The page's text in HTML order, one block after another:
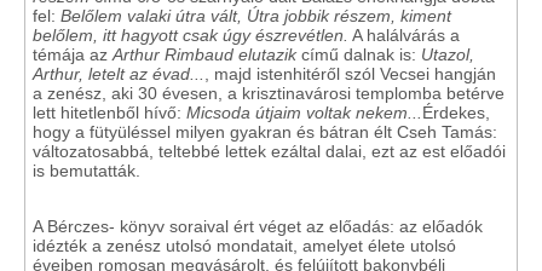
fel: Belőlem valaki útra vált, Útra jobbik részem, kiment
belőlem, itt hagyott csak úgy észrevétlen. A halálvárás a
témája az Arthur Rimbaud elutazikcímű dalnak is: Utazol,
Arthur, letelt az évad...
, majd istenhitéről szól Vecsei hangján
a zenész, aki 30 évesen, a krisztinavárosi templomba betérve
lett hitetlenből hívő: Micsoda útjaim voltak nekem... Érdekes,
hogy a fütyüléssel milyen gyakran és bátran élt Cseh Tamás:
változatosabbá, teltebbé lettek ezáltal dalai, ezt az est előadói
is bemutatták.
A Bérczes- könyv soraival ért véget az előadás: az előadók
idézték a zenész utolsó mondatait, amelyet élete utolsó
éveiben romosan megvásárolt, és felújított bakonybéli